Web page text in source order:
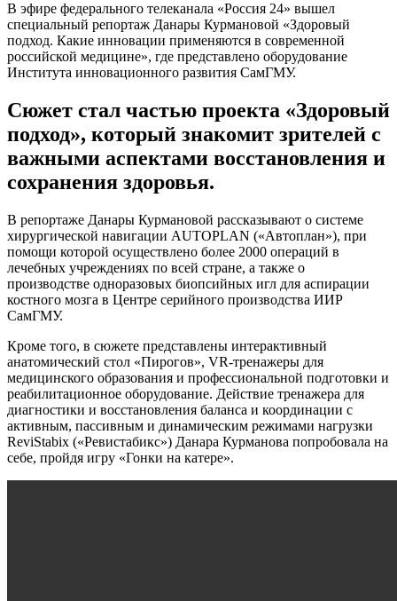
В эфире федерального телеканала «Россия 24» вышел
специальный репортаж Данары Курмановой «Здоровый
подход. Какие инновации применяются в современной
российской медицине», где представлено оборудование
Института инновационного развития СамГМУ.
Сюжет стал частью проекта «Здоровый
подход», который знакомит зрителей с
важными аспектами восстановления и
сохранения здоровья.
В репортаже Данары Курмановой рассказывают о системе
хирургической навигации AUTOPLAN («Автоплан»), при
помощи которой осуществлено более 2000 операций в
лечебных учреждениях по всей стране, а также о
производстве одноразовых биопсийных игл для аспирации
костного мозга в Центре серийного производства ИИР
СамГМУ.
Кроме того, в сюжете представлены интерактивный
анатомический стол «Пирогов», VR-тренажеры для
медицинского образования и профессиональной подготовки и
реабилитационное оборудование. Действие тренажера для
диагностики и восстановления баланса и координации с
активным, пассивным и динамическим режимами нагрузки
ReviStabix («Ревистабикс») Данара Курманова попробовала на
себе, пройдя игру «Гонки на катере».